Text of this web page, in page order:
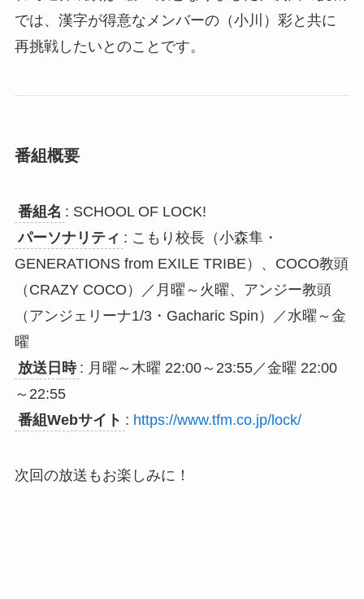
では、漢字が得意なメンバーの（小川）彩と共に
再挑戦したいとのことです。
番組概要
番組名 : SCHOOL OF LOCK!
パーソナリティ : こもり校長（小森隼・
GENERATIONS from EXILE TRIBE）、COCO教頭
（CRAZY COCO）／月曜～火曜、アンジー教頭
（アンジェリーナ1/3・Gacharic Spin）／水曜～金
曜
放送日時 : 月曜～木曜 22:00～23:55／金曜 22:00
～22:55
番組Webサイト : https://www.tfm.co.jp/lock/
次回の放送もお楽しみに！